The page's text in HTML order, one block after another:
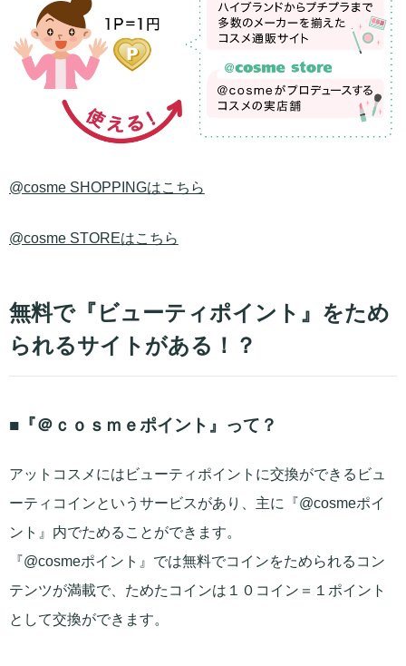
@cosme SHOPPINGはこちら
@cosme STOREはこちら
無料で『ビューティポイント』をため
られるサイトがある！？
■『＠ｃｏｓｍｅポイント』って？
アットコスメにはビューティポイントに交換ができるビュ
ーティコインというサービスがあり、主に『@cosmeポイ
ント』内でためることができます。
『@cosmeポイント』では無料でコインをためられるコン
テンツが満載で、ためたコインは１０コイン＝１ポイント
として交換ができます。